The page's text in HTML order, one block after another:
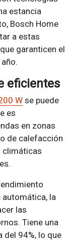
estancia
Bosch Home
a estas
garanticen el
eficientes
Wse puede
es
en zonas
de calefacción
climáticas
la
las
Tiene una
del 94%, lo que